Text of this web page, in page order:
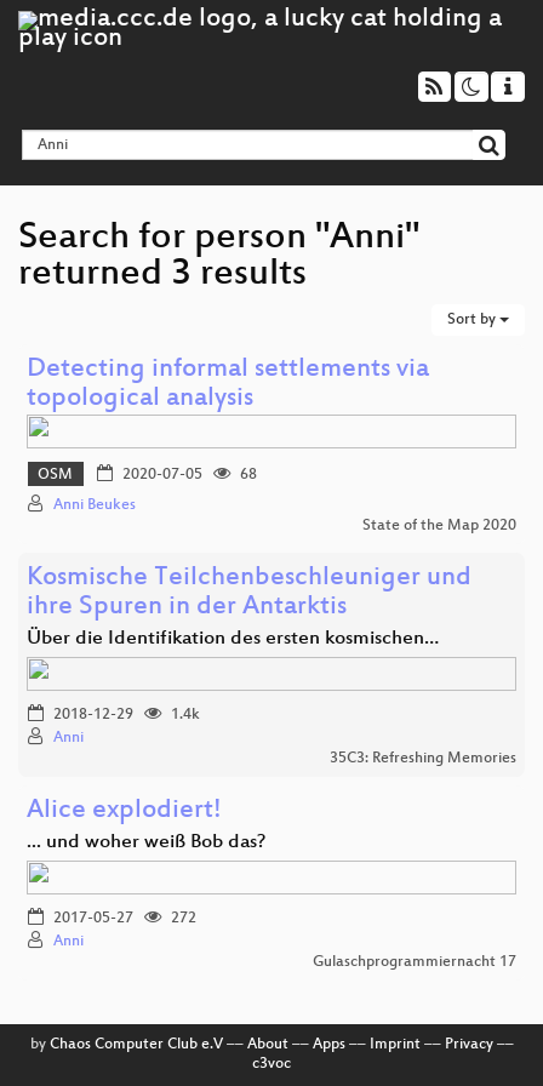
Search for person "Anni"
returned 3 results
Sort by
Detecting informal settlements via
topological analysis
OSM 2020-07-05
68
Anni Beukes
State of the Map 2020
Kosmische Teilchenbeschleuniger und
ihre Spuren in der Antarktis
Über die Identifikation des ersten kosmischen…
2018-12-29
1.4k
Anni
35C3: Refreshing Memories
Alice explodiert!
... und woher weiß Bob das?
2017-05-27
272
Anni
Gulaschprogrammiernacht 17
by Chaos Computer Club e.V–– About–– Apps–– Imprint–– Privacy––
c3voc